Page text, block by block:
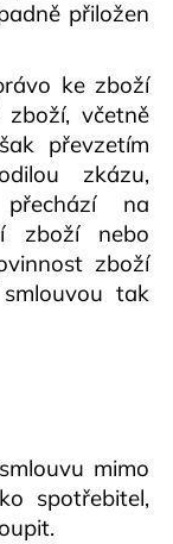
přiložen
ke zboží
včetně
převzetím
zkázu,
na
zboží nebo
zboží
tak
mimo
spotřebitel,